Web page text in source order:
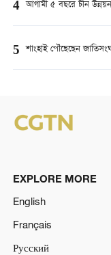
4 আগামী ৫ বছরে চীন
5 শাংহাই পৌঁছেছেন
EXPLORE MORE
English
Français
Русский